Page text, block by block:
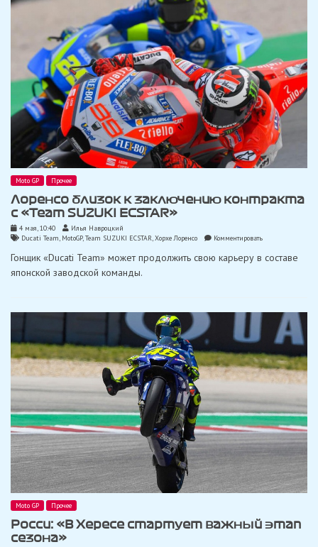
Moto GP Прочее
Лоренсо близок к заключению контракта
с «Team SUZUKI ECSTAR»
4 мая, 10:40
Илья Навроцкий
Ducati Team, MotoGP,Team SUZUKI ECSTAR,Хорхе Лоренсо Комментироватьon
близок
SUZUKI
ECSTAR»
Гонщик «Ducati Team» может продолжить свою карьеру в составе
японской заводской команды.
Moto GP Прочее
Росси: «В Хересе стартует важный этап
сезона»